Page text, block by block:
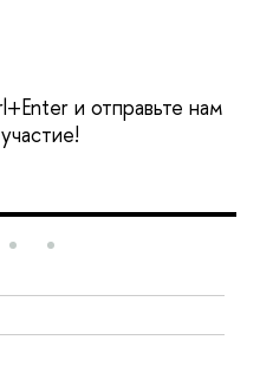
и отправьте нам